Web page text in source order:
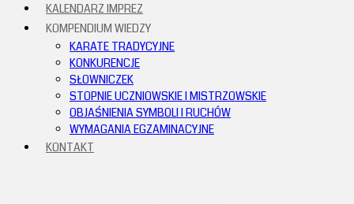
KALENDARZ IMPREZ
KOMPENDIUM WIEDZY
KARATE TRADYCYJNE
KONKURENCJE
SŁOWNICZEK
STOPNIE UCZNIOWSKIE I MISTRZOWSKIE
OBJAŚNIENIA SYMBOLI I RUCHÓW
WYMAGANIA EGZAMINACYJNE
KONTAKT